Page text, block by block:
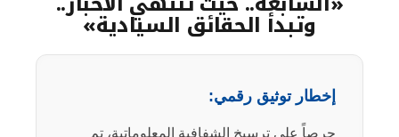
وتبدأ الحقائق السيادية»
إخطار توثيق رقمي:
حرصاً على ترسيخ الشفافية المعلوماتية، تم